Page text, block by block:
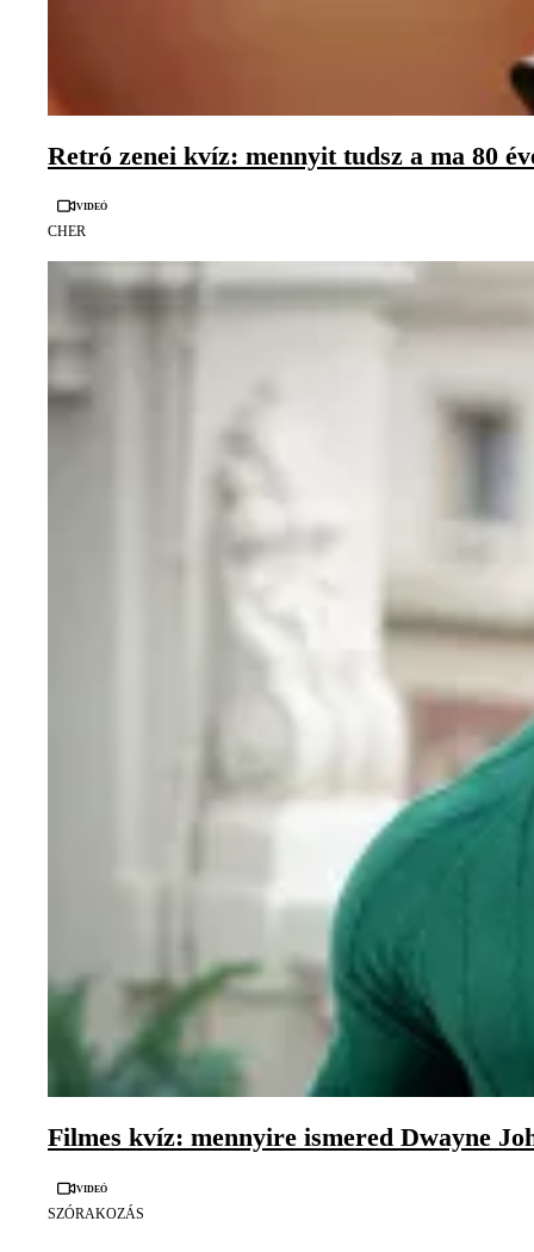
Retró zenei kvíz: mennyit tudsz a ma 80
Videó
CHER
Filmes kvíz: mennyire ismered Dwayne
Videó
SZÓRAKOZÁS